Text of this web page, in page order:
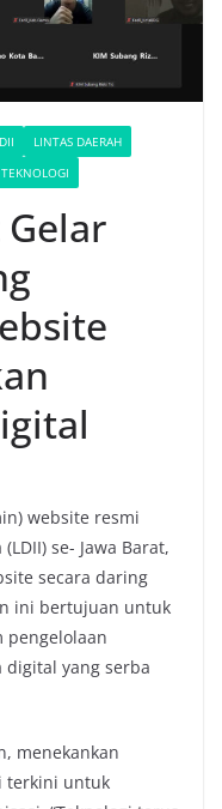
LINTAS DAERAH
TEKNOLOGI
Gelar
website resmi
se- Jawa Barat,
secara daring
ini bertujuan untuk
pengelolaan
yang serba
menekankan
terkini untuk